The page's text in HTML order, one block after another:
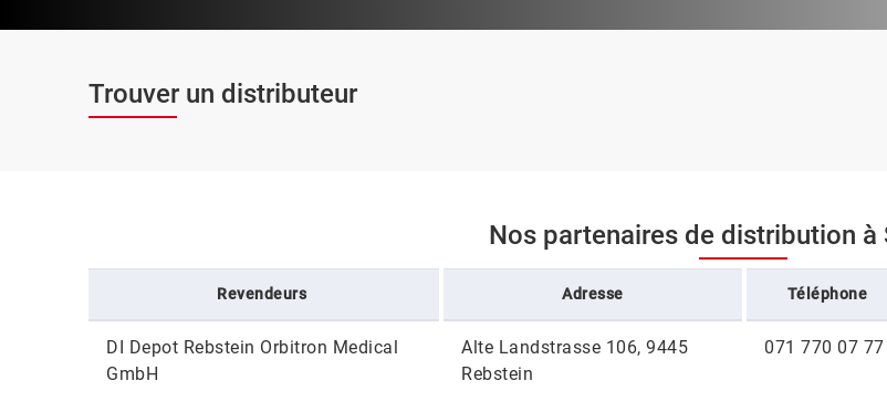
Trouver un distributeur
Nos partenaires de distribution à
Revendeurs Adresse Téléphone
DI Depot Rebstein Orbitron Medical
GmbH
Alte Landstrasse 106, 9445
Rebstein
071 770 07 77